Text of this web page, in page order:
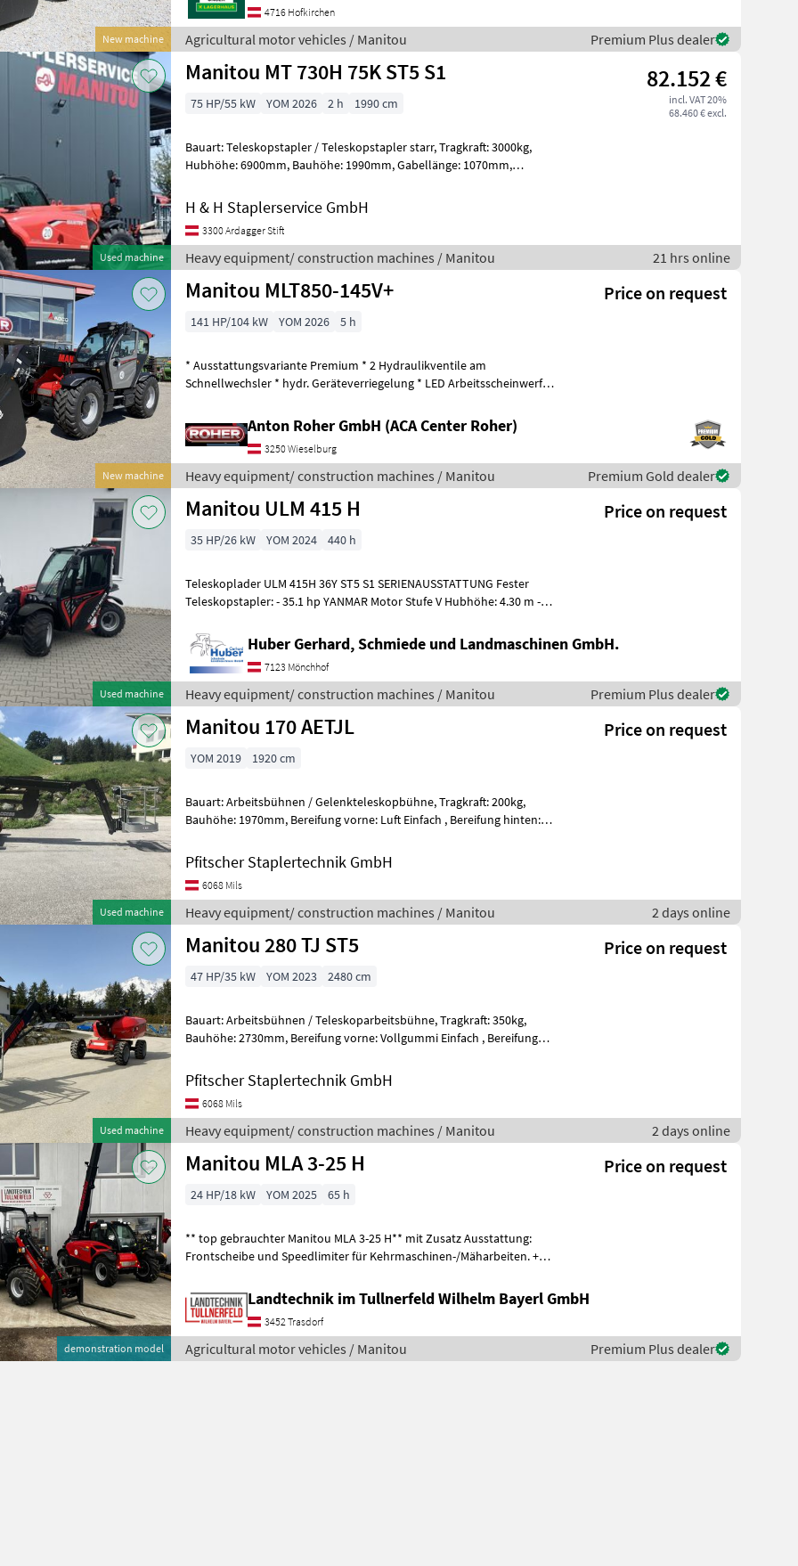
New machine
4716 Hofkirchen
Agricultural motor vehicles / Manitou Premium Plus dealer
Used machine
Manitou MT 730H 75K ST5 S1 82.152 €
incl. VAT 20%
68.460 € excl.
75 HP/55 kW YOM 2026 2 h 1990 cm
Bauart: Teleskopstapler / Teleskopstapler starr, Tragkraft: 3000kg,
Hubhöhe: 6900mm, Bauhöhe: 1990mm, Gabellänge: 1070mm,
H & H Staplerservice GmbH
3300 Ardagger Stift
Heavy equipment/ construction machines / Manitou 21 hrs online
New machine
Manitou MLT850-145V+ Price on request
141 HP/104 kW YOM 2026 5 h
* Ausstattungsvariante Premium * 2 Hydraulikventile am
Schnellwechsler * hydr. Geräteverriegelung * LED Arbeitsscheinwerfer
Anton Roher GmbH (ACA Center Roher)
3250 Wieselburg
Heavy equipment/ construction machines / Manitou Premium Gold dealer
Used machine
Manitou ULM 415 H Price on request
35 HP/26 kW YOM 2024 440 h
Teleskoplader ULM 415H 36Y ST5 S1 SERIENAUSSTATTUNG Fester
Teleskopstapler: - 35.1 hp YANMAR Motor Stufe V Hubhöhe: 4.30 m -
Huber Gerhard, Schmiede und Landmaschinen GmbH.
7123 Mönchhof
Heavy equipment/ construction machines / Manitou Premium Plus dealer
Used machine
Manitou 170 AETJL Price on request
YOM 2019 1920 cm
Bauart: Arbeitsbühnen / Gelenkteleskopbühne, Tragkraft: 200kg,
Bauhöhe: 1970mm, Bereifung vorne: Luft Einfach , Bereifung hinten:
Pfitscher Staplertechnik GmbH
6068 Mils
Heavy equipment/ construction machines / Manitou 2 days online
Used machine
Manitou 280 TJ ST5 Price on request
47 HP/35 kW YOM 2023 2480 cm
Bauart: Arbeitsbühnen / Teleskoparbeitsbühne, Tragkraft: 350kg,
Bauhöhe: 2730mm, Bereifung vorne: Vollgummi Einfach , Bereifung
Pfitscher Staplertechnik GmbH
6068 Mils
Heavy equipment/ construction machines / Manitou 2 days online
demonstration model
Manitou MLA 3-25 H Price on request
24 HP/18 kW YOM 2025 65 h
** top gebrauchter Manitou MLA 3-25 H** mit Zusatz Ausstattung:
Frontscheibe und Speedlimiter für Kehrmaschinen-/Mäharbeiten. +
Landtechnik im Tullnerfeld Wilhelm Bayerl GmbH
3452 Trasdorf
Agricultural motor vehicles / Manitou Premium Plus dealer